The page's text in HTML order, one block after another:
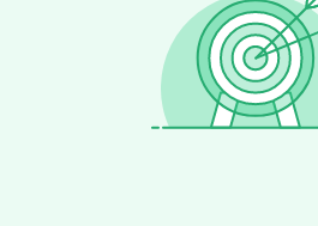
Välj tillvägagångssätt